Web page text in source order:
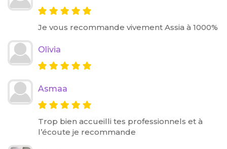
Je vous recommande vivement Assia à 1000%
Olivia
Asmaa
Trop bien accueilli tes professionnels et à
l’écoute je recommande